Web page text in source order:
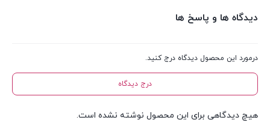
دیدگاه ها و پاسخ ها
درمورد این محصول دیدگاه درج کنید.
درج دیدگاه
هیچ دیدگاهی برای این محصول نوشته نشده است.